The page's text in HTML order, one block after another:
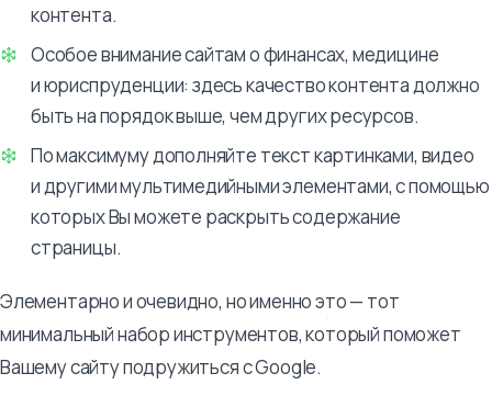
контента.
Особое внимание сайтам о финансах, медицине
и юриспруденции: здесь качество контента должно
быть на порядок выше, чем других ресурсов.
По максимуму дополняйте текст картинками, видео
и другими мультимедийными элементами, с помощью
которых Вы можете раскрыть содержание
страницы.
Элементарно и очевидно, но именно это — тот
минимальный набор инструментов, который поможет
Вашему сайту подружиться с Google.